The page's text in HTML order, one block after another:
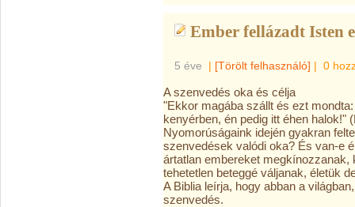
Ember fellázadt Isten
5 éve | [Törölt felhasználó] | 0
A szenvedés oka és célja
"Ekkor magába szállt és ezt
kenyérben, én pedig itt éhen halok!"
Nyomorúságaink idején gyakran
szenvedések valódi oka? És van-e
ártatlan embereket
tehetetlen beteggé váljanak, életük
A Biblia leírja, hogy abban a
szenvedés.